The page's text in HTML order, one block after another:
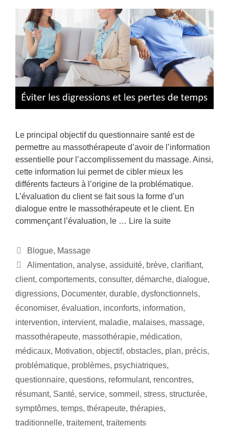
Le principal objectif du questionnaire santé est de
permettre au massothérapeute d’avoir de l’information
essentielle pour l’accomplissement du massage. Ainsi,
cette information lui permet de cibler mieux les
différents facteurs à l’origine de la problématique.
L’évaluation du client se fait sous la forme d’un
dialogue entre le massothérapeute et le client. En
commençant l’évaluation, le … Lire la suite
Blogue, Massage
Alimentation, analyse, assiduité, brève, clarifiant,
client, comportements, consulter, démarche, dialogue,
digressions, Documenter, durable, dysfonctionnels,
économiser, évaluation, inconforts, information,
intervention, intervient, maladie, malaises, massage,
massothérapeute, massothérapie, médication,
médicaux, Motivation, objectif, obstacles, plan, précis,
problématique, problèmes, psychiatriques,
questionnaire, questions, reformulant, rencontres,
résumant, Santé, service, sommeil , stress, structurée,
symptômes, temps, thérapeute, thérapies,
traditionnelle, traitement, traitements